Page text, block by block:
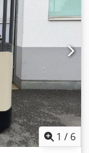
FREELIFT-
automatisk
1 / 6